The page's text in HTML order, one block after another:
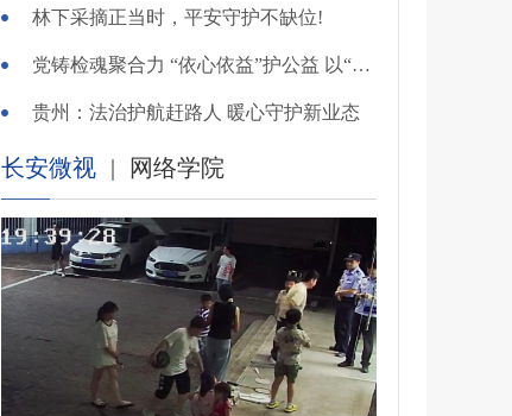
林下采摘正当时，平安守护不缺位!
党铸检魂聚合力 “依心依益”护公益 以“四融”路径引领多元共治
贵州：法治护航赶路人 暖心守护新业态
长安微视 | 网络学院